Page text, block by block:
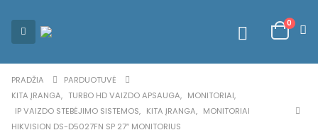
0
PRADŽIA
PARDUOTUVĖ
KITA ĮRANGA, TURBO HD VAIZDO APSAUGA, MONITORIAI,
IP VAIZDO STEBĖJIMO SISTEMOS, KITA ĮRANGA, MONITORIAI
HIKVISION DS-D5027FN SP 27″ MONITORIUS